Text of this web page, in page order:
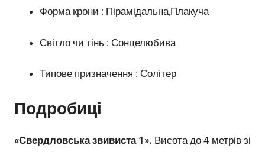
Форма крони : Пірамідальна,Плакуча
Світло чи тінь : Сонцелюбива
Типове призначення : Солітер
Подробиці
«Свердловська звивиста 1». Висота до 4 метрів зі